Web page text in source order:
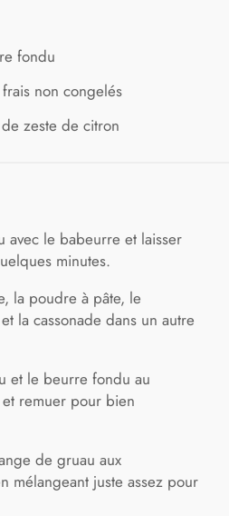
fondu
non congelés
zeste de citron
le babeurre et laisser
minutes.
la poudre à pâte, le
la cassonade dans un autre
et le beurre fondu au
remuer pour bien
de gruau aux
mélangeant juste assez pour